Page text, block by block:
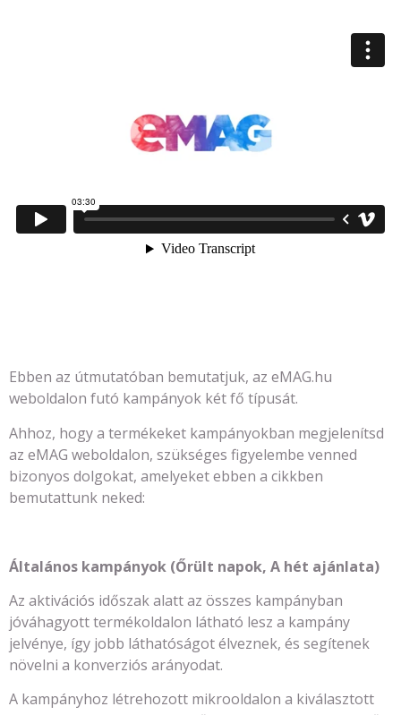
Ebben az útmutatóban bemutatjuk, az eMAG.hu
weboldalon futó kampányok két fő típusát.
Ahhoz, hogy a termékeket kampányokban megjelenítsd
az eMAG weboldalon, szükséges figyelembe venned
bizonyos dolgokat, amelyeket ebben a cikkben
bemutattunk neked:
Általános kampányok (Őrült napok, A hét ajánlata)
Az aktivációs időszak alatt az összes kampányban
jóváhagyott termékoldalon látható lesz a kampány
jelvénye, így jobb láthatóságot élveznek, és segítenek
növelni a konverziós arányodat.
A kampányhoz létrehozott mikrooldalon a kiválasztott